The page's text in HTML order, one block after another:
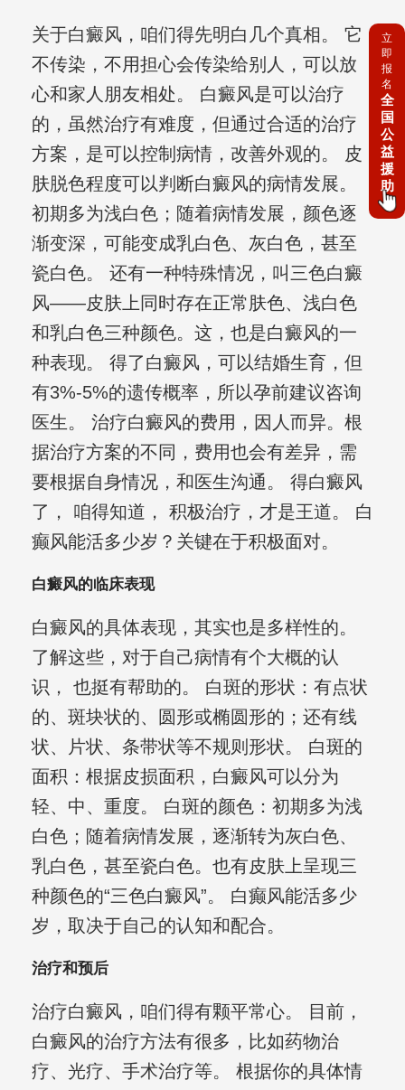
关于白癜风，咱们得先明白几个真相。 它
不传染，不用担心会传染给别人，可以放
心和家人朋友相处。 白癜风是可以治疗
的，虽然治疗有难度，但通过合适的治疗
方案，是可以控制病情，改善外观的。 皮
肤脱色程度可以判断白癜风的病情发展。
初期多为浅白色；随着病情发展，颜色逐
渐变深，可能变成乳白色、灰白色，甚至
瓷白色。 还有一种特殊情况，叫三色白癜
风——皮肤上同时存在正常肤色、浅白色
和乳白色三种颜色。这，也是白癜风的一
种表现。 得了白癜风，可以结婚生育，但
有3%-5%的遗传概率，所以孕前建议咨询
医生。 治疗白癜风的费用，因人而异。根
据治疗方案的不同，费用也会有差异，需
要根据自身情况，和医生沟通。 得白癜风
了， 咱得知道， 积极治疗，才是王道。 白
癫风能活多少岁？关键在于积极面对。
白癜风的临床表现
白癜风的具体表现，其实也是多样性的。
了解这些，对于自己病情有个大概的认
识， 也挺有帮助的。 白斑的形状：有点状
的、斑块状的、圆形或椭圆形的；还有线
状、片状、条带状等不规则形状。 白斑的
面积：根据皮损面积，白癜风可以分为
轻、中、重度。 白斑的颜色：初期多为浅
白色；随着病情发展，逐渐转为灰白色、
乳白色，甚至瓷白色。也有皮肤上呈现三
种颜色的“三色白癜风”。 白癫风能活多少
岁，取决于自己的认知和配合。
治疗和预后
治疗白癜风，咱们得有颗平常心。 目前，
白癜风的治疗方法有很多，比如药物治
疗、光疗、手术治疗等。 根据你的具体情
立
即
报
名
全
国
公
益
援
助